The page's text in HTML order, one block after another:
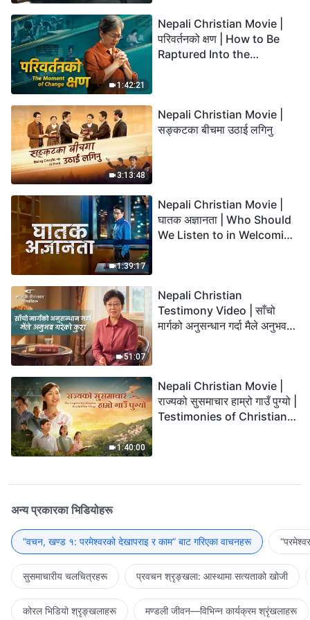
1:42:21
Nepali Christian Movie |
परिवर्तनको क्षण | How to Be
Raptured Into the
3:13:48
Nepali Christian Movie |
सङ्कटका बीचमा उठाई लगिनु
1:39:17
Nepali Christian Movie |
घातक अज्ञानता | Who Should
We Listen to in Welcoming
51:07
Nepali Christian
Testimony Video | साँचो
मार्गको अनुसन्धान गर्दा मैले अनुभव
1:40:00
Nepali Christian Movie |
राज्यको सुसमाचार हाम्रो गाउँ पुग्यो |
Testimonies of Christians
अन्य प्रकारका भिडियोहरू
“वचन, खण्ड १: परमेश्‍वरको देखापराइ र काम” बाट गरिएका वाचनहरू
सुसमाचारीय चलचित्रहरू प्रवचन श्रृङ्खला: आस्थामा सत्यताको खोजी
कोरल भिडियो श्रृङ्खलाहरू मण्डली जीवन—विभिन्‍न कार्यक्रम श्रृंखलाहरू